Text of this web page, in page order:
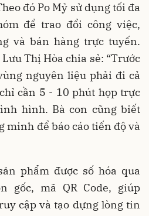
đó Po Mỷ sử dụng tối đa
để trao đổi công việc,
và bán hàng trực tuyến.
Thị Hòa chia sẻ: “Trước
nguyên liệu phải đi cả
cần 5 - 10 phút họp trực
hình. Bà con cũng biết
minh để báo cáo tiến độ và
phẩm được số hóa qua
gốc, mã QR Code, giúp
cập và tạo dựng lòng tin